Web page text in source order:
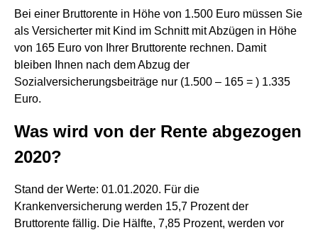
Bei einer Bruttorente in Höhe von 1.500 Euro müssen Sie
als Versicherter mit Kind im Schnitt mit Abzügen in Höhe
von 165 Euro von Ihrer Bruttorente rechnen. Damit
bleiben Ihnen nach dem Abzug der
Sozialversicherungsbeiträge nur (1.500 – 165 = ) 1.335
Euro.
Was wird von der Rente abgezogen
2020?
Stand der Werte: 01.01.2020. Für die
Krankenversicherung werden 15,7 Prozent der
Bruttorente fällig. Die Hälfte, 7,85 Prozent, werden vor